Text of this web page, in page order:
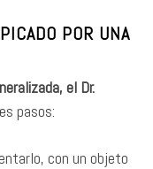
POR UNA
el Dr.
pasos:
con un objeto